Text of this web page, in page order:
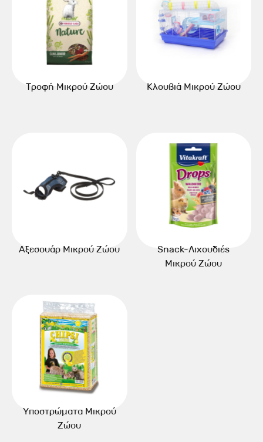
Τροφή Μικρού Ζώου Κλουβιά Μικρού Ζώου
Αξεσουάρ Μικρού Ζώου
Snack-Λιχουδιές
Μικρού Ζώου
Υποστρώματα Μικρού
Ζώου